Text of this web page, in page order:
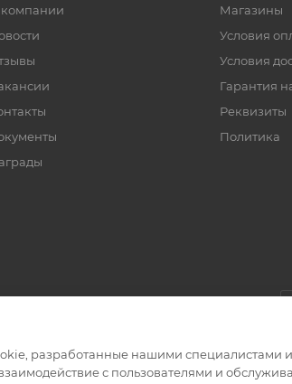
Магазины
Условия
Условия
Гарантия
Реквизиты
Политика
разработанные нашими специалистами
с пользователями и